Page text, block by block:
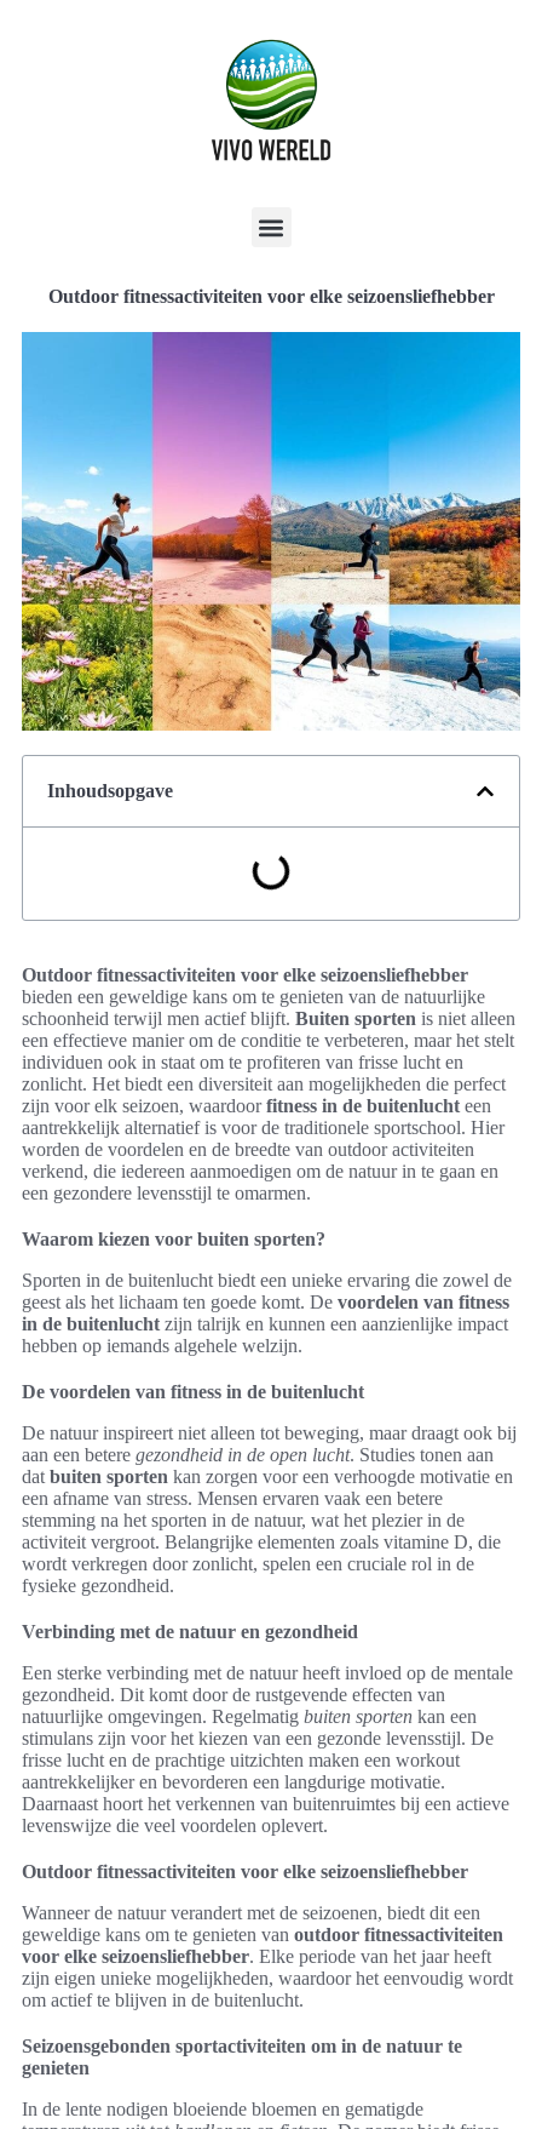
Outdoor fitnessactiviteiten voor elke seizoensliefhebber
Inhoudsopgave
Outdoor fitnessactiviteiten voor elke seizoensliefhebber
bieden een geweldige kans om te genieten van de natuurlijke
schoonheid terwijl men actief blijft. Buiten sporten is niet alleen
een effectieve manier om de conditie te verbeteren, maar het stelt
individuen ook in staat om te profiteren van frisse lucht en
zonlicht. Het biedt een diversiteit aan mogelijkheden die perfect
zijn voor elk seizoen, waardoorfitness in de buitenlucht een
aantrekkelijk alternatief is voor de traditionele sportschool. Hier
worden de voordelen en de breedte van outdoor activiteiten
verkend, die iedereen aanmoedigen om de natuur in te gaan en
een gezondere levensstijl te omarmen.
Waarom kiezen voor buiten sporten?
Sporten in de buitenlucht biedt een unieke ervaring die zowel de
geest als het lichaam ten goede komt. De voordelen van fitness
in de buitenlucht zijn talrijk en kunnen een aanzienlijke impact
hebben op iemands algehele welzijn.
De voordelen van fitness in de buitenlucht
De natuur inspireert niet alleen tot beweging, maar draagt ook bij
aan een betere gezondheid in de open lucht. Studies tonen aan
dat buiten sporten kan zorgen voor een verhoogde motivatie en
een afname van stress. Mensen ervaren vaak een betere
stemming na het sporten in de natuur, wat het plezier in de
activiteit vergroot. Belangrijke elementen zoals vitamine D, die
wordt verkregen door zonlicht, spelen een cruciale rol in de
fysieke gezondheid.
Verbinding met de natuur en gezondheid
Een sterke verbinding met de natuur heeft invloed op de mentale
gezondheid. Dit komt door de rustgevende effecten van
natuurlijke omgevingen. Regelmatig buiten sporten kan een
stimulans zijn voor het kiezen van een gezonde levensstijl. De
frisse lucht en de prachtige uitzichten maken een workout
aantrekkelijker en bevorderen een langdurige motivatie.
Daarnaast hoort het verkennen van buitenruimtes bij een actieve
levenswijze die veel voordelen oplevert.
Outdoor fitnessactiviteiten voor elke seizoensliefhebber
Wanneer de natuur verandert met de seizoenen, biedt dit een
geweldige kans om te genieten van outdoor fitnessactiviteiten
voor elke seizoensliefhebber. Elke periode van het jaar heeft
zijn eigen unieke mogelijkheden, waardoor het eenvoudig wordt
om actief te blijven in de buitenlucht.
Seizoensgebonden sportactiviteiten om in de natuur te
genieten
In de lente nodigen bloeiende bloemen en gematigde